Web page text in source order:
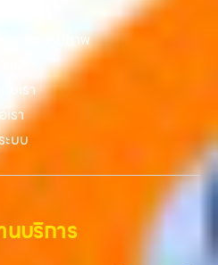
รวมรูปภาพ
กับเรา
เรา
ะบบ
บริการ